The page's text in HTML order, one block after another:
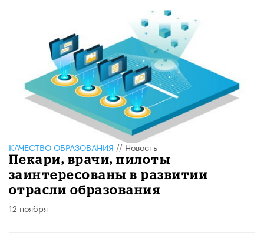
КАЧЕСТВО ОБРАЗОВАНИЯ // Новость
Пекари, врачи, пилоты
заинтересованы в развитии
отрасли образования
12 ноября